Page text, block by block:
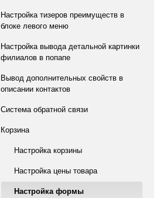
Настройка тизеров преимуществ в
блоке левого меню
Настройка вывода детальной картинки
филиалов в попапе
Вывод дополнительных свойств в
описании контактов
Система обратной связи
Корзина
Настройка корзины
Настройка цены товара
Настройка формы